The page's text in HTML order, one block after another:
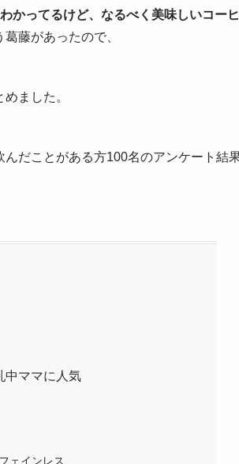
かってるけど、なるべく美味しいコーヒ
葛藤があったので、
ました。
だことがある方100名のアンケート結
中ママに人気
ェインレス